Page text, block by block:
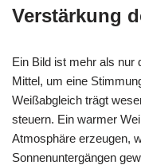
Verstärkung
Ein Bild ist mehr als nur
Mittel, um eine
Weißabgleich trägt
steuern. Ein warmer
Atmosphäre erzeugen,
Sonnenuntergängen